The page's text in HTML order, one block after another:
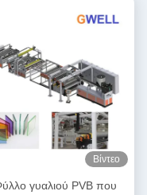
Βίντεο
γυαλιού PVB που